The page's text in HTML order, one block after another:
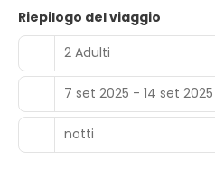
Scegli una delle 276 camere
provviste di aria condizionata
casa. Le camere sono dotate
con canali via satellite è
svago. I bagni dispongono di
Un hotel dispone di un
nonché di un'ampia scelta di
Rinfrescati con un drink a
Riepilogo del viaggio
2 Adulti
7 set 2025 - 14 set 2025
notti